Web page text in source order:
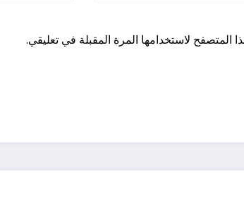
المتصفح لاستخدامها المرة المقبلة في تعليقي.